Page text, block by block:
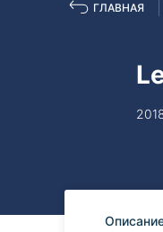
ГЛАВНАЯ